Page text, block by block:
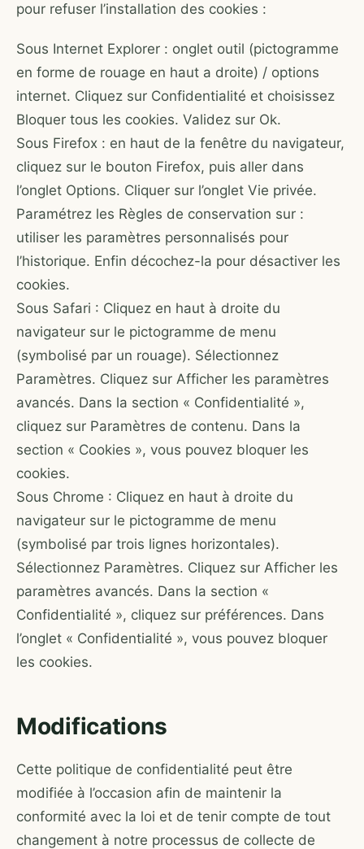
pour refuser l’installation des cookies :
Sous Internet Explorer : onglet outil (pictogramme
en forme de rouage en haut a droite) / options
internet. Cliquez sur Confidentialité et choisissez
Bloquer tous les cookies. Validez sur Ok.
Sous Firefox : en haut de la fenêtre du navigateur,
cliquez sur le bouton Firefox, puis aller dans
l’onglet Options. Cliquer sur l’onglet Vie privée.
Paramétrez les Règles de conservation sur :
utiliser les paramètres personnalisés pour
l’historique. Enfin décochez-la pour désactiver les
cookies.
Sous Safari : Cliquez en haut à droite du
navigateur sur le pictogramme de menu
(symbolisé par un rouage). Sélectionnez
Paramètres. Cliquez sur Afficher les paramètres
avancés. Dans la section « Confidentialité »,
cliquez sur Paramètres de contenu. Dans la
section « Cookies », vous pouvez bloquer les
cookies.
Sous Chrome : Cliquez en haut à droite du
navigateur sur le pictogramme de menu
(symbolisé par trois lignes horizontales).
Sélectionnez Paramètres. Cliquez sur Afficher les
paramètres avancés. Dans la section «
Confidentialité », cliquez sur préférences. Dans
l’onglet « Confidentialité », vous pouvez bloquer
les cookies.
Modifications
Cette politique de confidentialité peut être
modifiée à l’occasion afin de maintenir la
conformité avec la loi et de tenir compte de tout
changement à notre processus de collecte de